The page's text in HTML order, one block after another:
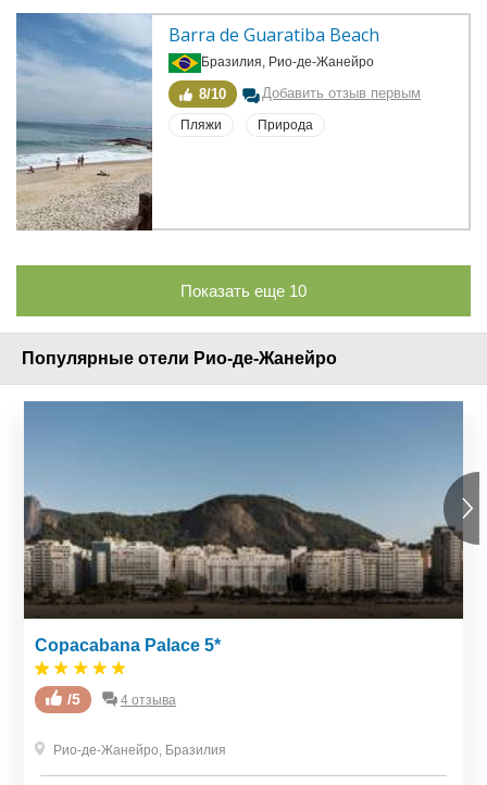
Barra de Guaratiba Beach
Бразилия, Рио-де-Жанейро
8/10 Добавить отзыв первым
Пляжи Природа
Показать еще 10
Популярные отели Рио-де-Жанейро
Copacabana Palace 5*
/5 4 отзыва
Рио-де-Жанейро, Бразилия
Copacabana Mar 4*
/5 3 отзыва
Рио-де-Жанейро, Бразилия